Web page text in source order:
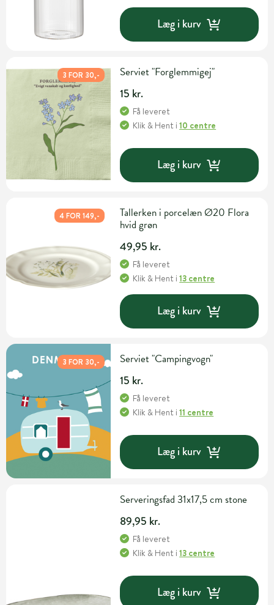
Læg i kurv
3 FOR 30,- Serviet "Forglemmigej"
15 kr.
Få leveret
Klik & Hent i10 centre
Læg i kurv
4 FOR 149,-
Tallerken i porcelæn Ø20 Flora
hvid grøn
49,95 kr.
Få leveret
Klik & Hent i13 centre
Læg i kurv
3 FOR 30,- Serviet "Campingvogn"
15 kr.
Få leveret
Klik & Hent i11 centre
Læg i kurv
Serveringsfad 31x17,5 cm stone
89,95 kr.
Få leveret
Klik & Hent i13 centre
Læg i kurv